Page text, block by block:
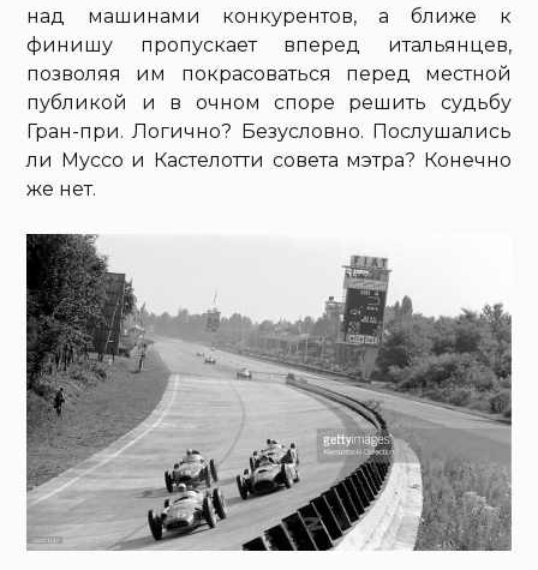
над машинами конкурентов, а ближе к
финишу пропускает вперед итальянцев,
позволяя им покрасоваться перед местной
публикой и в очном споре решить судьбу
Гран-при. Логично? Безусловно. Послушались
ли Муссо и Кастелотти совета мэтра? Конечно
же нет.